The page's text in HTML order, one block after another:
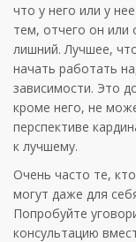
что у него или у
тем, отчего он или
лишний. Лучшее,
начать работать
зависимости. Это
кроме него, не
перспективе
к лучшему.
Очень часто те,
могут даже для
Попробуйте
консультацию